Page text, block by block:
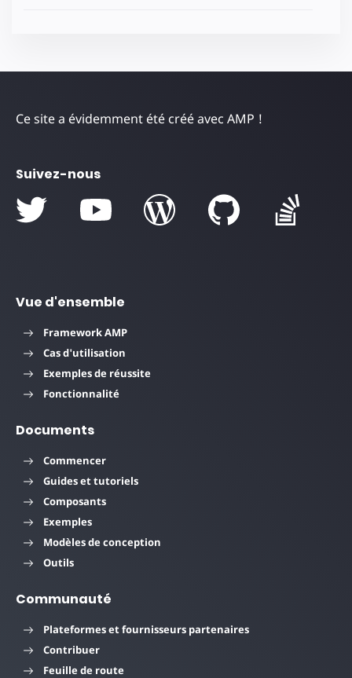
Ce site a évidemment été créé avec AMP !
Suivez-nous
Vue d'ensemble
Framework AMP
Cas d'utilisation
Exemples de réussite
Fonctionnalité
Documents
Commencer
Guides et tutoriels
Composants
Exemples
Modèles de conception
Outils
Communauté
Plateformes et fournisseurs partenaires
Contribuer
Feuille de route